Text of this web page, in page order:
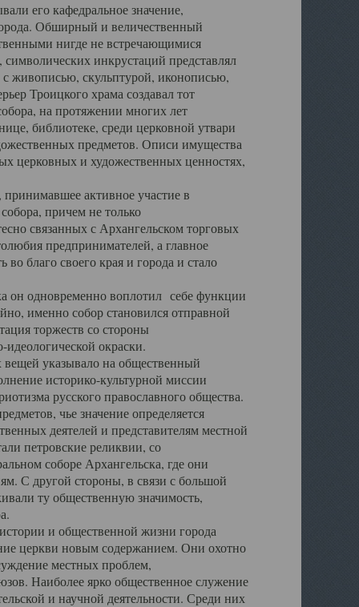
его кафедральное значение,
Обширный и величественный
нигде не встречающимися
инкрустаций представлял
живописью, скульптурой, иконописью,
Троицкого храма создавал тот
на протяжении многих лет
библиотеке, среди церковной утвари
предметов. Описи имущества
церковных и художественных ценностях,
принимавшее активное участие в
причем не только
связанных с Архангельском торговых
предпринимателей, а главное
благо своего края и города и стало
одновременно воплотил себе функции
именно собор становился отправной
торжеств со стороны
окраски.
указывало на общественный
историко-культурной миссии
русского православного общества.
чье значение определяется
деятелей и представителям местной
петровские реликвии, со
соборе Архангельска, где они
С другой стороны, в связи с большой
ту общественную значимость,
и общественной жизни города
церкви новым содержанием. Они охотно
местных проблем,
Наиболее ярко общественное служение
и научной деятельности. Среди них